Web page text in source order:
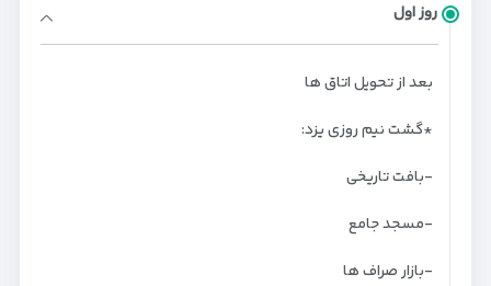
روز اول
بعد از تحویل اتاق ها
*گشت نیم روزی یزد:
-بافت تاریخی
-مسجد جامع
-بازار صراف ها